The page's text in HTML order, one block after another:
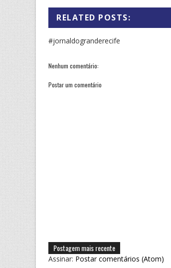
RELATED POSTS:
#jornaldogranderecife
Nenhum comentário:
Postar um comentário
Postagem mais recente
Assinar: Postar comentários (Atom)